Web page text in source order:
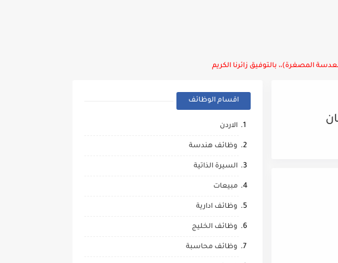
المصغرة)،، بالتوفيق زائرنا الكريم
اقسام الوظائف
الاردن
وظائف هندسة
السيرة الذاتية
مبيعات
وظائف ادارية
وظائف الخليج
وظائف محاسبة